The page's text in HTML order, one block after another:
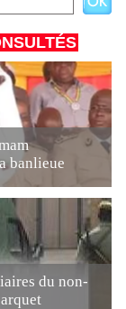
banlieue
du non-